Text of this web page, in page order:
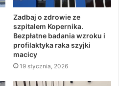
Zadbaj o zdrowie ze
szpitalem Kopernika.
Bezpłatne badania wzroku i
profilaktyka raka szyjki
macicy
19 stycznia, 2026